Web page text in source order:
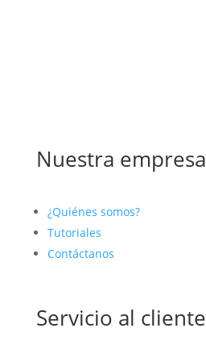
Nuestra empresa
¿Quiénes somos?
Tutoriales
Contáctanos
Servicio al cliente